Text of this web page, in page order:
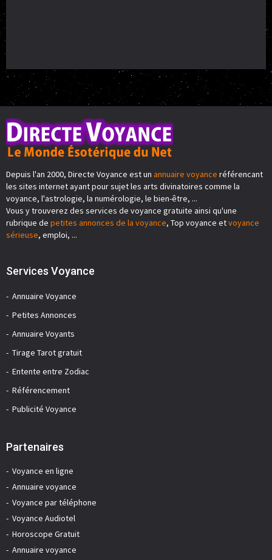
Depuis l'an 2000, Directe Voyance est un annuaire voyance référencant
les sites internet ayant pour sujet les arts divinatoires comme la
voyance, l'astrologie, la numérologie, le bien-être, ...
Vous y trouverez des services de voyance gratuite ainsi qu'une
rubrique de petites annonces de la voyance, Top voyance etvoyance
sérieuse, emploi, ...
Services Voyance
Annuaire Voyance
Petites Annonces
Annuaire Voyants
Tirage Tarot gratuit
Entente entre Zodiac
Référencement
Publicité Voyance
Partenaires
Voyance en ligne
Annuaire voyance
Voyance par téléphone
Voyance Audiotel
Horoscope Gratuit
Annuaire voyance